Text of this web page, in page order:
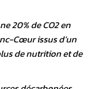
20% de CO2 en
Cœur issus d’un
de nutrition et de